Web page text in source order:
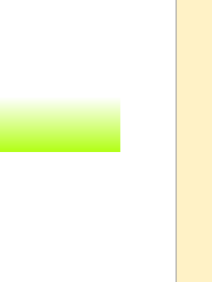
円超「注文
方はあるけど